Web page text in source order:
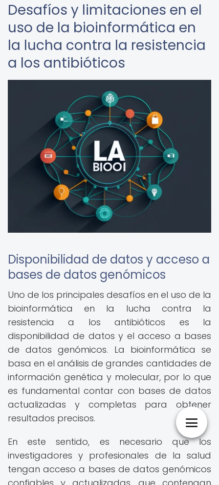
Desafíos y limitaciones en el
uso de la bioinformática en
la lucha contra la resistencia
a los antibióticos
Disponibilidad de datos y acceso a
bases de datos genómicos
Uno de los principales desafíos en el uso de la
bioinformática en la lucha contra la
resistencia a los antibióticos es la
disponibilidad de datos y el acceso a bases
de datos genómicos. La bioinformática se
basa en el análisis de grandes cantidades de
información genética y molecular, por lo que
es fundamental contar con bases de datos
actualizadas y completas para obtener
resultados precisos.
En este sentido, es necesario que los
investigadores y profesionales de la salud
tengan acceso a bases de datos genómicos